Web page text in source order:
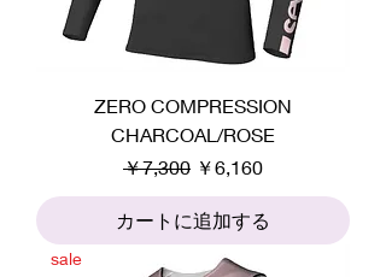
ZERO COMPRESSION
CHARCOAL/ROSE
通常価格
￥7,300 セール価格
￥6,160
カートに追加する
sale